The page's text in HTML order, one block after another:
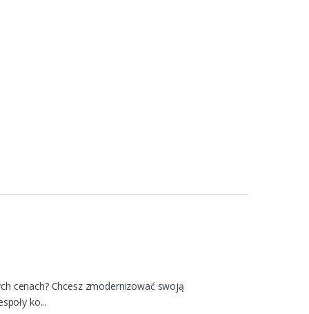
cenach? Chcesz zmodernizować swoją
ko...